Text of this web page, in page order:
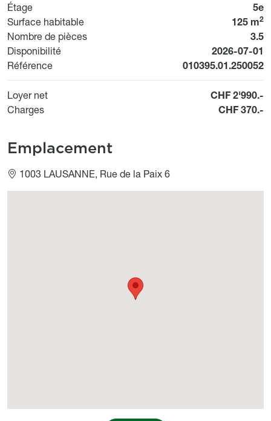
Étage
5e
Surface habitable
125 m2
Nombre de pièces
3.5
Disponibilité
Available
2026-07-01
Référence
010395.01.250052
Loyer net
CHF 2'990.-
Charges
CHF 370.-
Emplacement
1003 LAUSANNE, Rue de la Paix 6